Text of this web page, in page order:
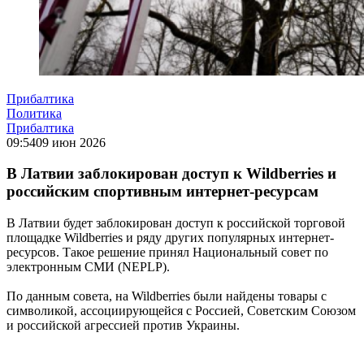
Прибалтика
Политика
Прибалтика
09:5409 июн 2026
В Латвии заблокирован доступ к Wildberries и
российским спортивным интернет-ресурсам
В Латвии будет заблокирован доступ к российской торговой
площадке Wildberries и ряду других популярных интернет-
ресурсов. Такое решение принял Национальный совет по
электронным СМИ (NEPLP).
По данным совета, на Wildberries были найдены товары с
символикой, ассоциирующейся с Россией, Советским Союзом
и российской агрессией против Украины.